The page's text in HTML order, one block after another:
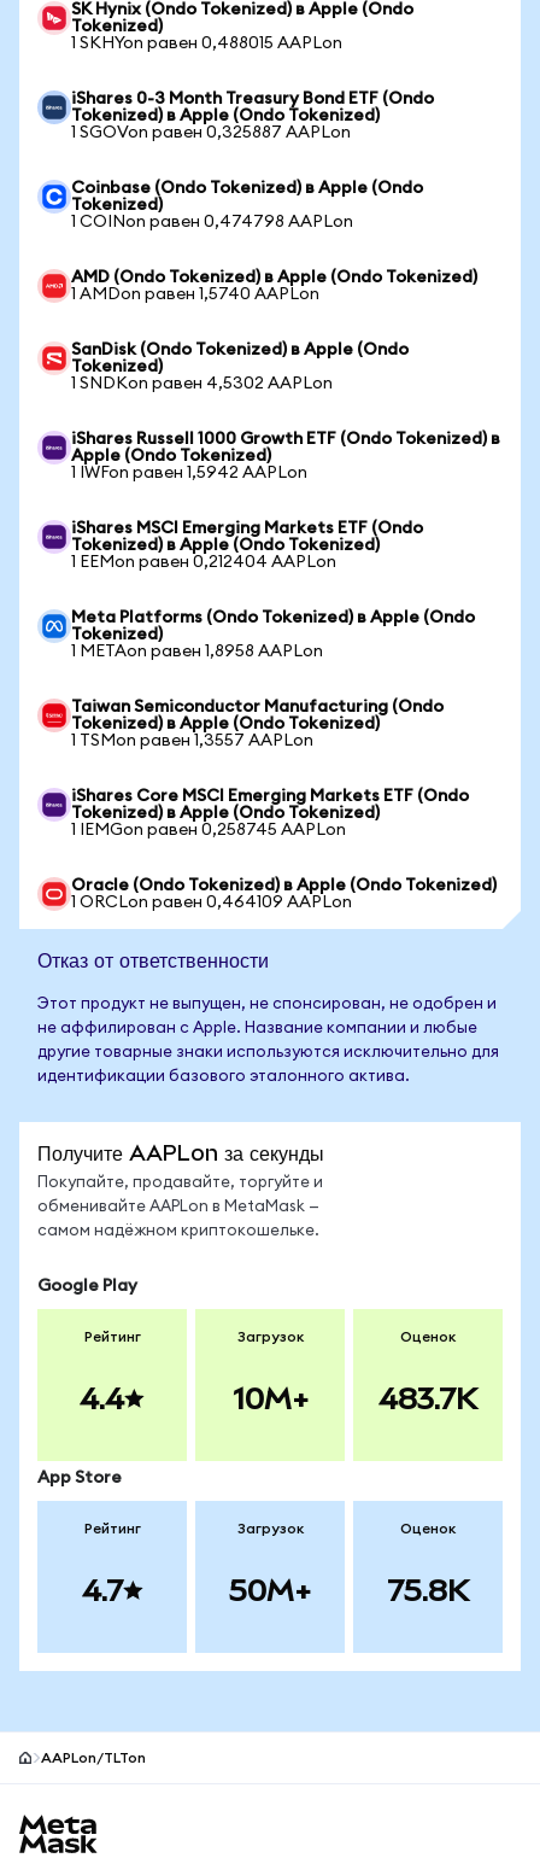
SK Hynix (Ondo Tokenized) в Apple (Ondo
Tokenized)
1 SKHYon равен 0,488015 AAPLon
iShares 0-3 Month Treasury Bond ETF (Ondo
Tokenized) в Apple (Ondo Tokenized)
1 SGOVon равен 0,325887 AAPLon
Coinbase (Ondo Tokenized) в Apple (Ondo
Tokenized)
1 COINon равен 0,474798 AAPLon
AMD (Ondo Tokenized) в Apple (Ondo Tokenized)
1 AMDon равен 1,5740 AAPLon
SanDisk (Ondo Tokenized) в Apple (Ondo
Tokenized)
1 SNDKon равен 4,5302 AAPLon
iShares Russell 1000 Growth ETF (Ondo Tokenized) в
Apple (Ondo Tokenized)
1 IWFon равен 1,5942 AAPLon
iShares MSCI Emerging Markets ETF (Ondo
Tokenized) в Apple (Ondo Tokenized)
1 EEMon равен 0,212404 AAPLon
Meta Platforms (Ondo Tokenized) в Apple (Ondo
Tokenized)
1 METAon равен 1,8958 AAPLon
Taiwan Semiconductor Manufacturing (Ondo
Tokenized) в Apple (Ondo Tokenized)
1 TSMon равен 1,3557 AAPLon
iShares Core MSCI Emerging Markets ETF (Ondo
Tokenized) в Apple (Ondo Tokenized)
1 IEMGon равен 0,258745 AAPLon
Oracle (Ondo Tokenized) в Apple (Ondo Tokenized)
1 ORCLon равен 0,464109 AAPLon
Отказ от ответственности
Этот продукт не выпущен, не спонсирован, не одобрен и
не аффилирован с Apple. Название компании и любые
другие товарные знаки используются исключительно для
идентификации базового эталонного актива.
Получите AAPLon за секунды
Покупайте, продавайте, торгуйте и
обменивайте AAPLon в MetaMask —
самом надёжном криптокошельке.
Google Play
Рейтинг
4.4
Загрузок
10M+
Оценок
483.7K
App Store
Рейтинг
4.7
Загрузок
50M+
Оценок
75.8K
AAPLon/TLTon